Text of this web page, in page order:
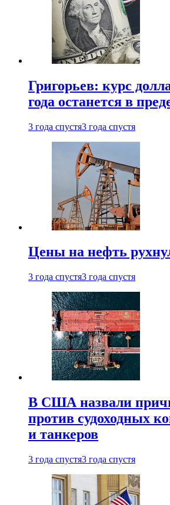
Григорьев: курс
года останется в
3 года спустя3 года спустя
Цены на нефть
3 года спустя3 года спустя
В США назвали
против судоходных
и танкеров
3 года спустя3 года спустя